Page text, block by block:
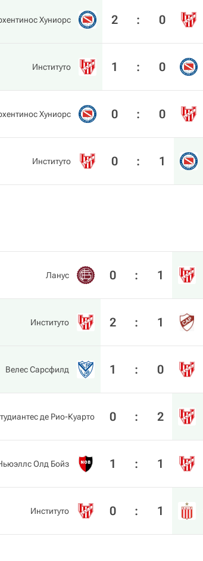
Хуниорс 2 : 0
Институто 1 : 0
Хуниорс 0 : 0
Институто 0 : 1
Ланус 0 : 1
Институто 2 : 1
Велес Сарсфилд 1 : 0
де Рио-Куарто 0 : 2
Олд Бойз 1 : 1
Институто 0 : 1